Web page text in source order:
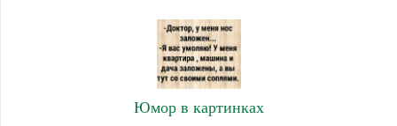
Юмор в картинках